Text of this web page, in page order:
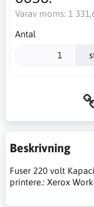
Varav moms: 1
Antal
Beskrivning
Fuser 220 volt
printere.: Xerox